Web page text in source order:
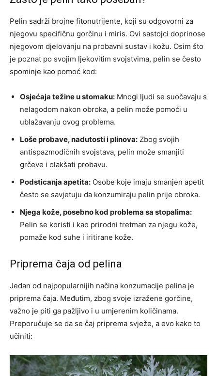
Pelin sadrži brojne fitonutrijente, koji su odgovorni za
njegovu specifičnu gorčinu i miris. Ovi sastojci doprinose
njegovom djelovanju na probavni sustav i kožu. Osim što
je poznat po svojim ljekovitim svojstvima, pelin se često
spominje kao pomoć kod:
Osjećaja težine u stomaku: Mnogi ljudi se suočavaju s
nelagodom nakon obroka, a pelin može pomoći u
ublažavanju ovog problema.
Loše probave, nadutosti i plinova: Zbog svojih
antispazmodičnih svojstava, pelin može smanjiti
grčeve i olakšati probavu.
Podsticanja apetita: Osobe koje imaju smanjen apetit
često se savjetuju da konzumiraju pelin prije obroka.
Njega kože, posebno kod problema sa stopalima:
Pelin se koristi i kao prirodni tretman za njegu kože,
pomaže kod suhe i iritirane kože.
Priprema čaja od pelina
Jedan od najpopularnijih načina konzumacije pelina je
priprema čaja. Međutim, zbog svoje izražene gorčine,
važno je piti ga pažljivo i u umjerenim količinama.
Preporučuje se da se čaj priprema svježe, a evo kako to
učiniti: